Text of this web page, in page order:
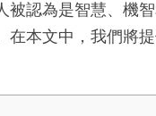
認為是智慧、機
在本文中，我們將